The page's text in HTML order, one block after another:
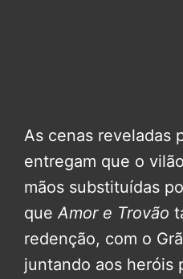
As cenas reveladas
entregam que o
mãos substituídas
queAmor e Trovão
redenção, com o
juntando aos heróis